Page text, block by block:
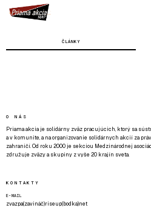
ČLÁNKY
O NÁS
Priama akcia je solidárny zväz pracujúcich, ktorý sa
a v komunite, a na organizovanie solidárnych akcií za
zahraničí. Od roku 2000 je sekciou Medzinárodnej
združuje zväzy a skupiny z vyše 20 krajín sveta.
KONTAKTY
E-MAIL
zvazpa(zavináč)riseup(bodka)net